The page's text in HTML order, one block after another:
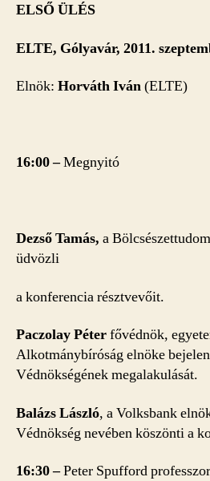
ELSŐ ÜLÉS
ELTE, Gólyavár, 2011.
Elnök: Horváth Iván(ELTE)
16:00–Megnyitó
Dezső Tamás, a
üdvözli
a konferencia résztvevőit.
Paczolay Péterfővédnök,
Alkotmánybíróság elnöke
Védnökségének megalakulását.
Balázs László, a Volksbank
Védnökség nevében köszönti a
16:30 –Peter Spufford